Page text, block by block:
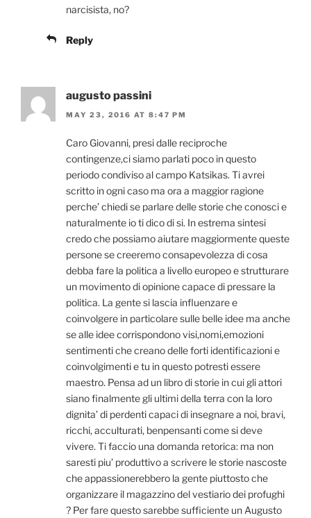
narcisista, no?
Reply
augusto passini
MAY 23, 2016 AT 8:47 PM
Caro Giovanni, presi dalle reciproche
contingenze,ci siamo parlati poco in questo
periodo condiviso al campo Katsikas. Ti avrei
scritto in ogni caso ma ora a maggior ragione
perche’ chiedi se parlare delle storie che conosci e
naturalmente io ti dico di si. In estrema sintesi
credo che possiamo aiutare maggiormente queste
persone se creeremo consapevolezza di cosa
debba fare la politica a livello europeo e strutturare
un movimento di opinione capace di pressare la
politica. La gente si lascia influenzare e
coinvolgere in particolare sulle belle idee ma anche
se alle idee corrispondono visi,nomi,emozioni
sentimenti che creano delle forti identificazioni e
coinvolgimenti e tu in questo potresti essere
maestro. Pensa ad un libro di storie in cui gli attori
siano finalmente gli ultimi della terra con la loro
dignita’ di perdenti capaci di insegnare a noi, bravi,
ricchi, acculturati, benpensanti come si deve
vivere. Ti faccio una domanda retorica: ma non
saresti piu’ produttivo a scrivere le storie nascoste
che appassionerebbero la gente piuttosto che
organizzare il magazzino del vestiario dei profughi
? Per fare questo sarebbe sufficiente un Augusto